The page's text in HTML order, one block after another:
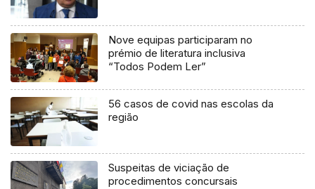
Nove equipas participaram no
prémio de literatura inclusiva
“Todos Podem Ler”
56 casos de covid nas escolas da
região
Suspeitas de viciação de
procedimentos concursais